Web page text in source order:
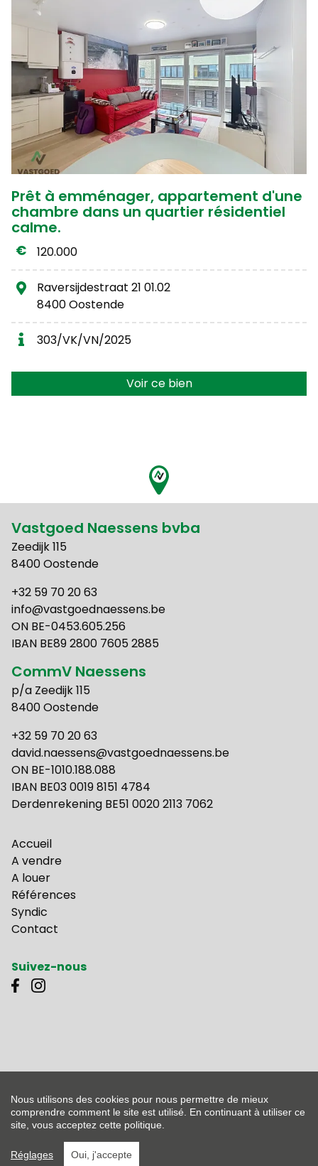
Prêt à emménager, appartement d'une
chambre dans un quartier résidentiel
calme.
120.000
Raversijdestraat 21 01.02
8400 Oostende
303/VK/VN/2025
Voir ce bien
Vastgoed Naessens bvba
Zeedijk 115
8400 Oostende
+32 59 70 20 63
info@vastgoednaessens.be
ON BE-0453.605.256
IBAN BE89 2800 7605 2885
CommV Naessens
p/a Zeedijk 115
8400 Oostende
+32 59 70 20 63
david.naessens@vastgoednaessens.be
ON BE-1010.188.088
IBAN BE03 0019 8151 4784
Derdenrekening BE51 0020 2113 7062
Accueil
A vendre
A louer
Références
Syndic
Contact
Suivez-nous
L'autorité de contrôle: L'Institut professionel des agents immobilier, Rue du
Luxembourg 16B, 1000 Bruxelles - Sousmis au code déontologique du IPI -
Membre IPI - Lid CIB
Design by DENK! Creatieve marketing
Disclaimer
Privacy policy|
Nous utilisons des cookies pour nous permettre de mieux
comprendre comment le site est utilisé. En continuant à utiliser ce
site, vous acceptez cette politique.
Réglages Oui, j'accepte